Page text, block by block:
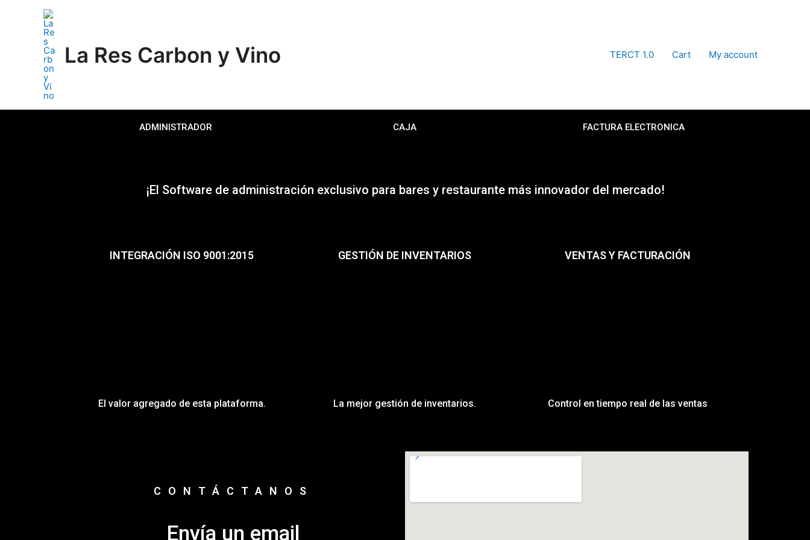
La Res Carbon y Vino TERCT 1.0 Cart My account
ADMINISTRADOR CAJA FACTURA ELECTRONICA
¡El Software de administración exclusivo para bares y restaurante más innovador del mercado!
INTEGRACIÓN ISO 9001:2015
El valor agregado de esta plataforma.
GESTIÓN DE INVENTARIOS
La mejor gestión de inventarios.
VENTAS Y FACTURACIÓN
Control en tiempo real de las ventas
CONTÁCTANOS
Envía un email